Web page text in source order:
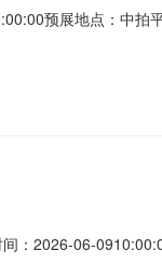
预展地点：中
增率(年)首年租金起拍
：2026-06-